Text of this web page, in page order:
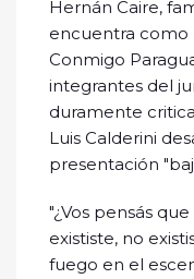
Hernán Caire,
encuentra como
Conmigo
integrantes del
duramente
Luis Calderini
presentación
"¿Vos pensás
exististe, no
fuego en el